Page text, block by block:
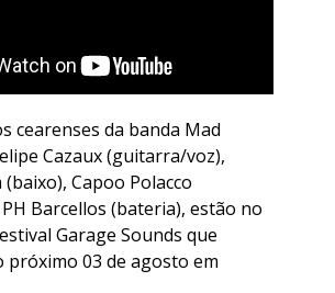
cearenses da banda Mad
Cazaux (guitarra/voz),
(baixo), Capoo Polacco
Barcellos (bateria), estão no
Garage Sounds que
próximo 03 de agosto em